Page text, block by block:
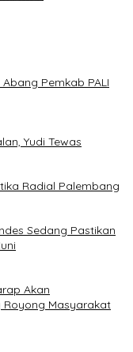
Pemkab PALI
Yudi Tewas
Radial Palembang
Sedang Pastikan
Akan
Royong Masyarakat